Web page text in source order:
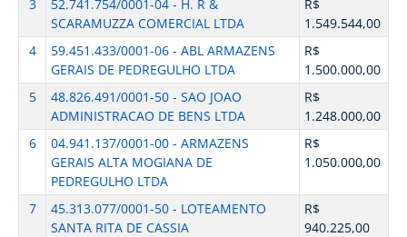
3
52.741.754/0001-04 - H. R &
SCARAMUZZA COMERCIAL LTDA
R$
1.549.544,00
4
59.451.433/0001-06 - ABL ARMAZENS
GERAIS DE PEDREGULHO LTDA
R$
1.500.000,00
5
48.826.491/0001-50 - SAO JOAO
ADMINISTRACAO DE BENS LTDA
R$
1.248.000,00
6
04.941.137/0001-00 - ARMAZENS
GERAIS ALTA MOGIANA DE
PEDREGULHO LTDA
R$
1.050.000,00
7
45.313.077/0001-50 - LOTEAMENTO
SANTA RITA DE CASSIA
R$
940.225,00